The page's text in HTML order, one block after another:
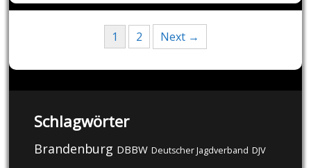
navigation
1 2 Next →
Schlagwörter
Brandenburg DBBW Deutscher Jagdverband DJV